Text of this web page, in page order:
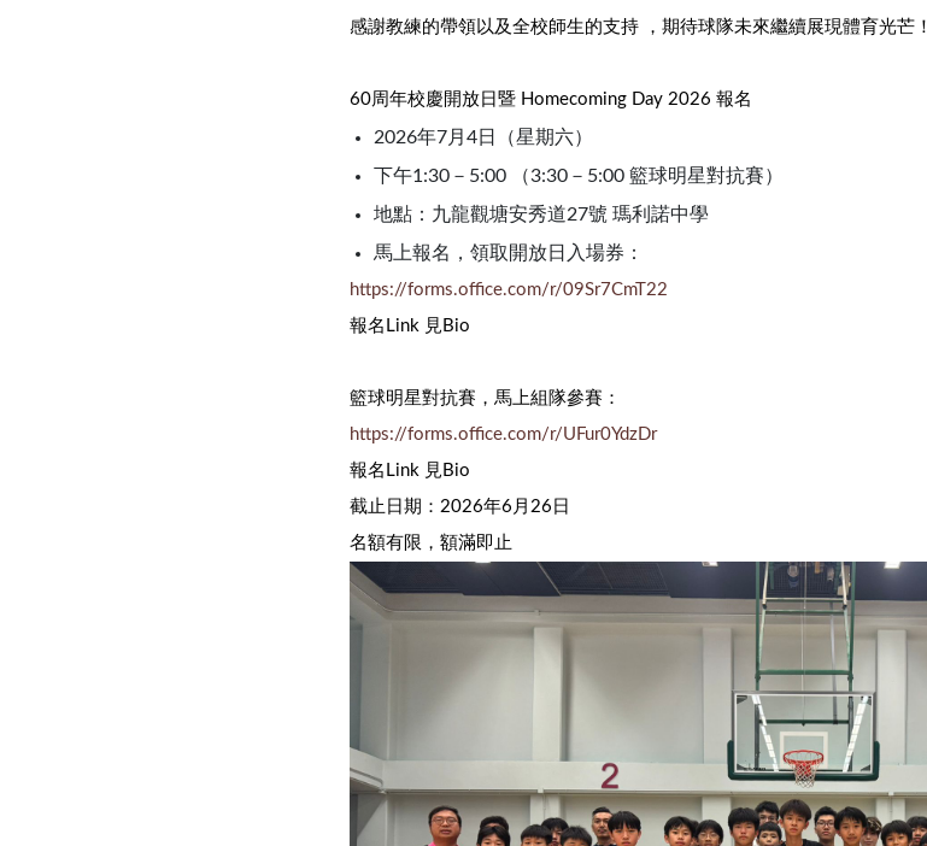
感謝教練的帶領以及全校師生的支持 ，期待球隊未來繼續展現體育光芒！
60周年校慶開放日暨 Homecoming Day 2026 報名
2026年7月4日（星期六）
下午1:30－5:00 （3:30－5:00 籃球明星對抗賽）
地點：九龍觀塘安秀道27號 瑪利諾中學
馬上報名，領取開放日入場券：
https://forms.office.com/r/09Sr7CmT22
報名Link 見Bio
籃球明星對抗賽，馬上組隊參賽：
https://forms.office.com/r/UFur0YdzDr
報名Link 見Bio
截止日期：2026年6月26日
名額有限，額滿即止